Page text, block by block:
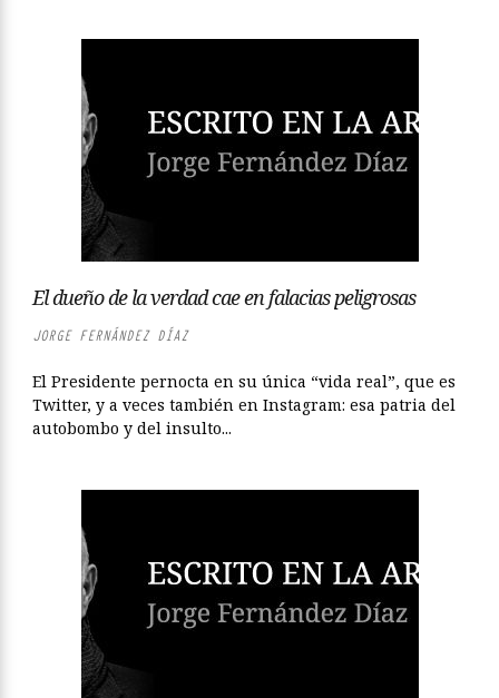
El dueño de la verdad cae en falacias peligrosas
JORGE FERNÁNDEZ DÍAZ
El Presidente pernocta en su única “vida real”, que es
Twitter, y a veces también en Instagram: esa patria del
autobombo y del insulto...